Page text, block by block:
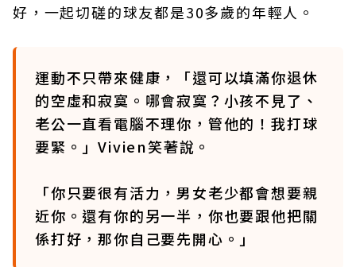
好，一起切磋的球友都是30多歲的年輕人。
運動不只帶來健康，「還可以填滿你退休
的空虛和寂寞。哪會寂寞？小孩不見了、
老公一直看電腦不理你，管他的！我打球
要緊。」Vivien笑著說。
「你只要很有活力，男女老少都會想要親
近你。還有你的另一半，你也要跟他把關
係打好，那你自己要先開心。」